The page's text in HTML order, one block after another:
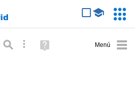
Búsqueda avanzada
Ayuda
(en